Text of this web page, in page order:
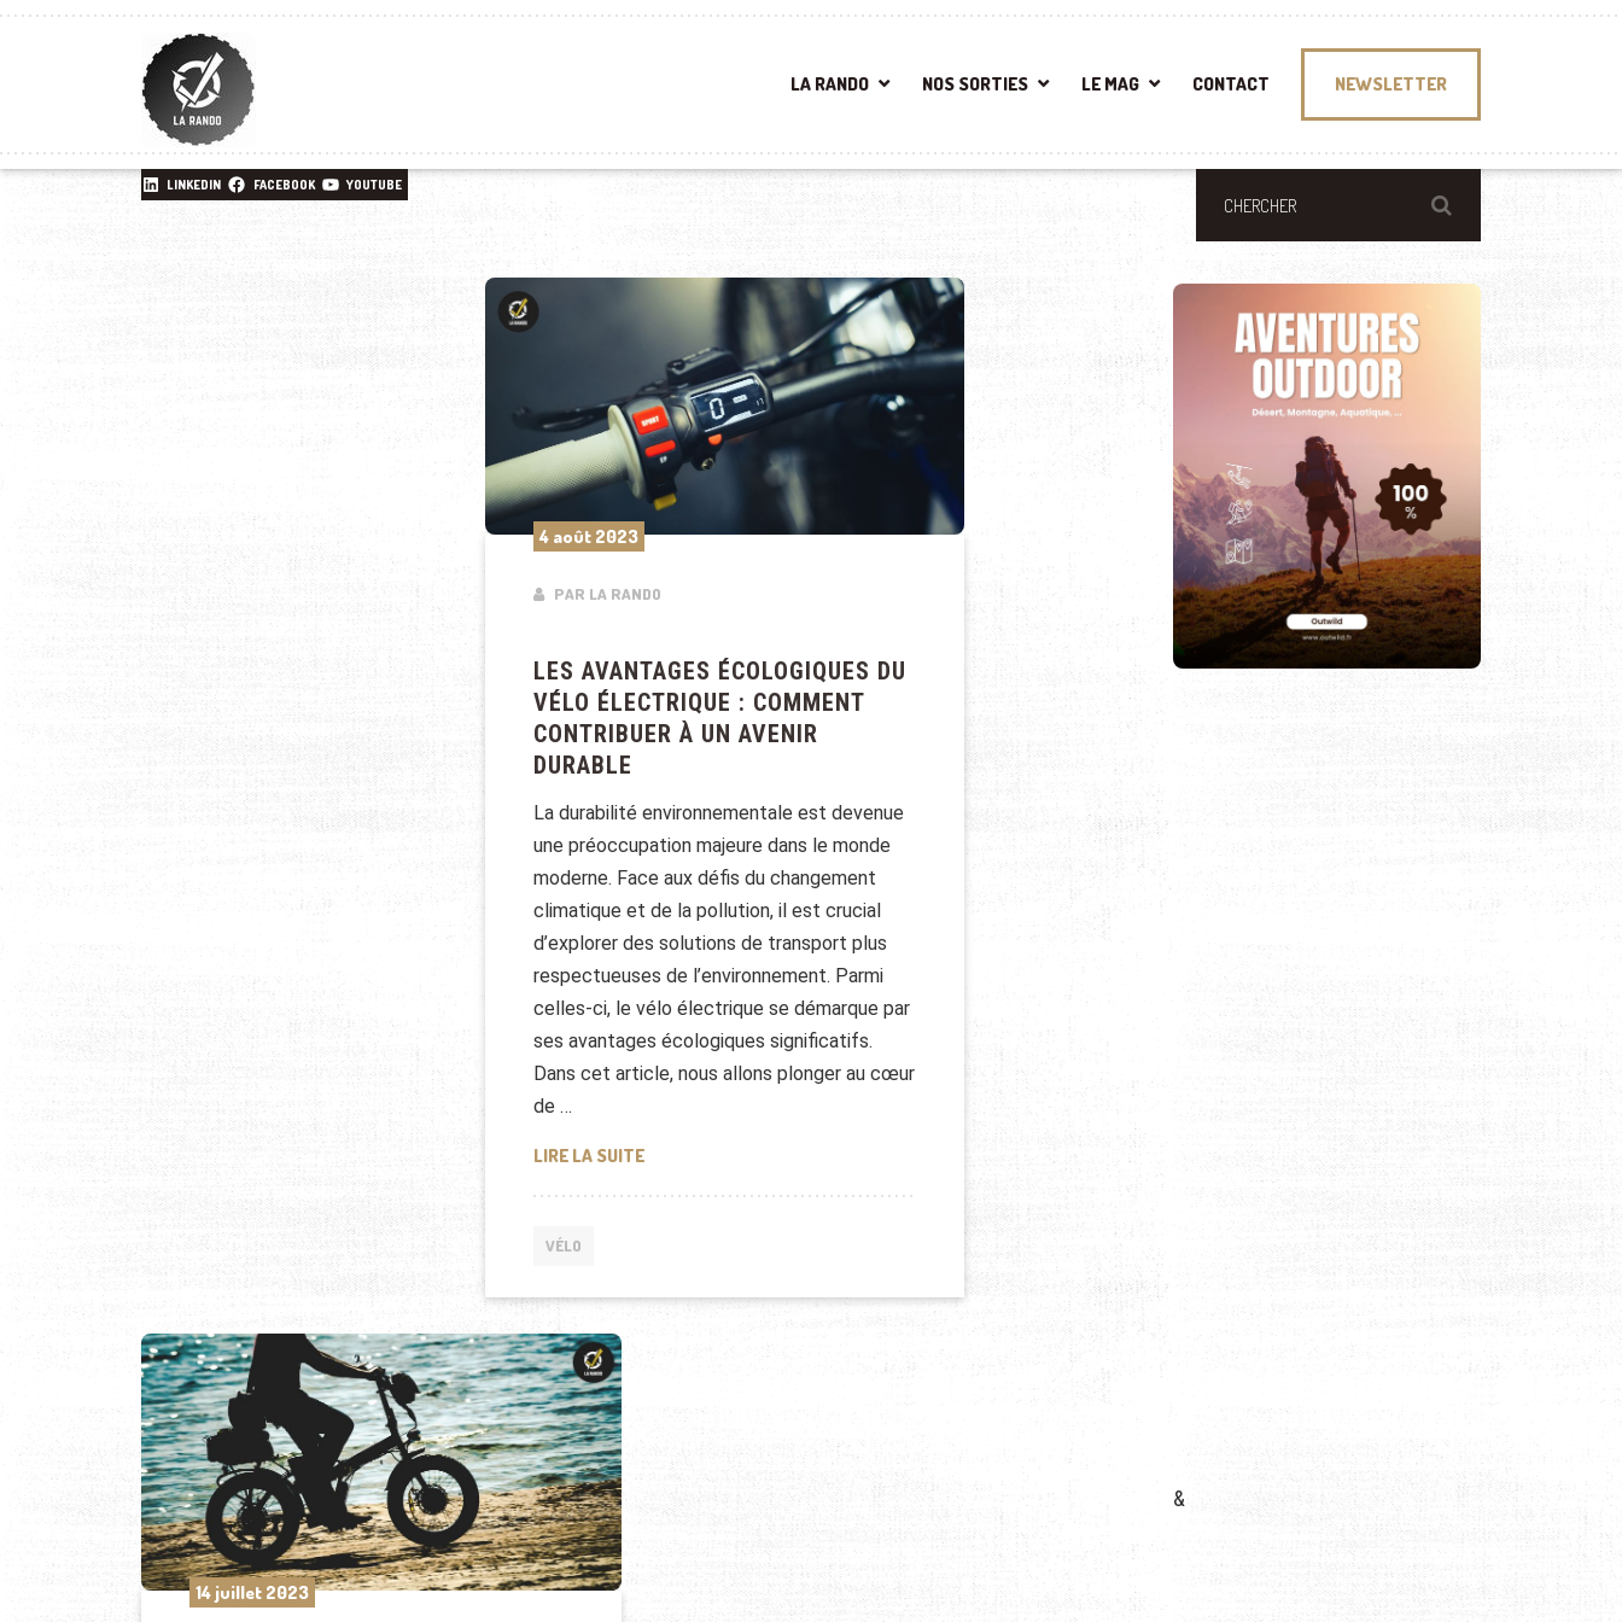
LA RANDO NOS SORTIES LE MAG CONTACT NEWSLETTER
LINKEDIN FACEBOOK YOUTUBE
4 août 2023
PAR LA RANDO
LES AVANTAGES ÉCOLOGIQUES DU
VÉLO ÉLECTRIQUE : COMMENT
CONTRIBUER À UN AVENIR
DURABLE
La durabilité environnementale est devenue
une préoccupation majeure dans le monde
moderne. Face aux défis du changement
climatique et de la pollution, il est crucial
d’explorer des solutions de transport plus
respectueuses de l’environnement. Parmi
celles-ci, le vélo électrique se démarque par
ses avantages écologiques significatifs.
Dans cet article, nous allons plonger au cœur
de …
LIRE LA SUITELES AVANTAGES ÉCOLOGIQUES DU VÉLO ÉLECTRIQUE : COMMENT CONTRIBUER À UN AVENIR DURABLE
VÉLO
14 juillet 2023
&